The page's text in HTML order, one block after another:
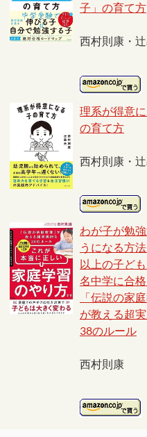
子」の育て方
西村則康・
理系が得意
の育て方
西村則康・
わが子が勉
うになる方
以上の子ど
名中学に合
「伝説の家庭
が教える超
38のルール
西村則康